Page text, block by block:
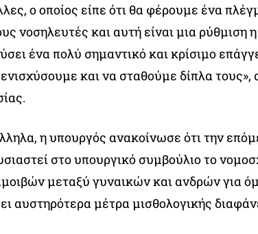
ο οποίος είπε ότι θα φέρουμε ένα
νοσηλευτές και αυτή είναι μια ρύθμιση
ένα πολύ σημαντικό και κρίσιμο
και να σταθούμε δίπλα
η υπουργός ανακοίνωσε ότι την
στο υπουργικό συμβούλιο το
μεταξύ γυναικών και ανδρών για
αυστηρότερα μέτρα μισθολογικής